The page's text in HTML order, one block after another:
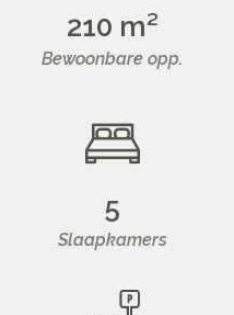
210 m²
Bewoonbare opp.
5
Slaapkamers